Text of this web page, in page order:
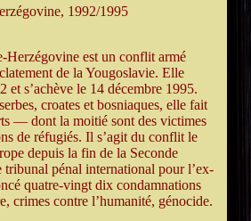
1992/1995
Herzégovine est un conflit armé
de la Yougoslavie. Elle
et s’achève le 14 décembre 1995.
croates et bosniaques, elle fait
— dont la moitié sont des victimes
de réfugiés. Il s’agit du conflit le
depuis la fin de la Seconde
pénal international pour l’ex-
quatre-vingt dix condamnations
crimes contre l’humanité, génocide.